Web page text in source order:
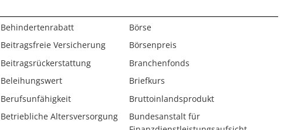
Behindertenrabatt
Beitragsfreie Versicherung
Beitragsrückerstattung
Beleihungswert
Berufsunfähigkeit
Betriebliche Altersversorgung
Börse
Börsenpreis
Branchenfonds
Briefkurs
Bruttoinlandsprodukt
Bundesanstalt für